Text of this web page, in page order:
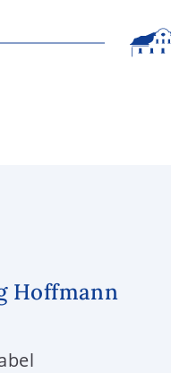
Hoffmann